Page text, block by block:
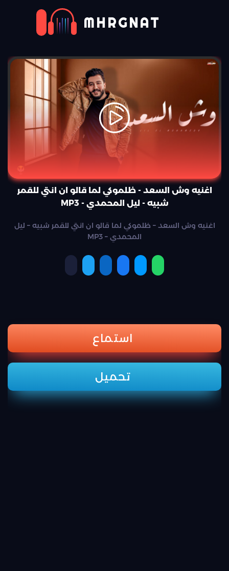
MHRGNAT
اغنيه وش السعد - ظلموكي لما قالو ان انتي للقمر
شبيه - ليل المحمدي - MP3
اغنيه وش السعد – ظلموكي لما قالو ان انتي للقمر شبيه – ليل
المحمدي – MP3
استماع
تحميل